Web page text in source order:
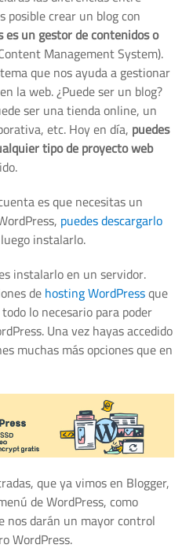
posible crear un blog con
es un gestor de contenidos o
Management System).
que nos ayuda a gestionar
la web. ¿Puede ser un blog?
ser una tienda online, un
etc. Hoy en día, puedes
tipo de proyecto web
es que necesitas un
puedes descargarlo
instalarlo.
instalarlo en un servidor.
dehosting WordPressque
lo necesario para poder
Una vez hayas accedido
muchas más opciones que en
que ya vimos en Blogger,
de WordPress, como
nos darán un mayor control
WordPress.